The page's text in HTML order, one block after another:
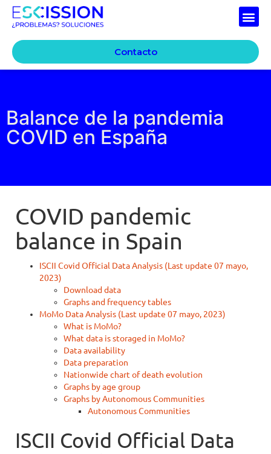
Contacto
Balance de la pandemia
COVID en España